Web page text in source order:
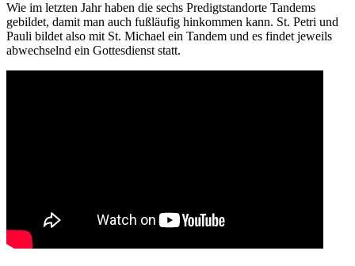
Wie im letzten Jahr haben die sechs Predigtstandorte Tandems
gebildet, damit man auch fußläufig hinkommen kann. St. Petri und
Pauli bildet also mit St. Michael ein Tandem und es findet jeweils
abwechselnd ein Gottesdienst statt.